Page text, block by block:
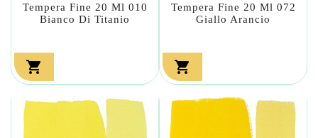
Tempera Fine 20 Ml 010
Bianco Di Titanio

Tempera Fine 20 Ml 072
Giallo Arancio
